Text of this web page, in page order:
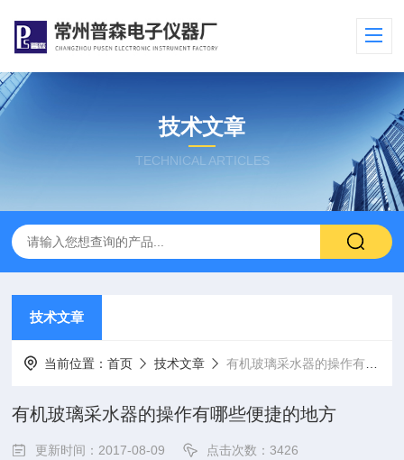
技术文章
TECHNICAL ARTICLES
技术文章
当前位置：首页 技术文章 有机玻璃采水器的操作有哪些便捷的地方
有机玻璃采水器的操作有哪些便捷的地方
更新时间：2017-08-09 点击次数：3426